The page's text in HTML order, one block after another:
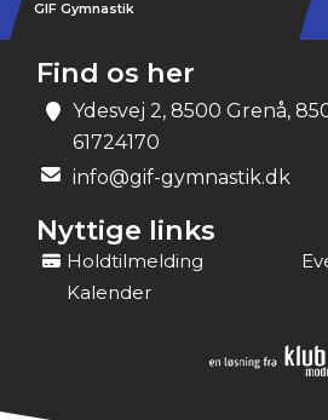
GIF Gymnastik
Find os her
Ydesvej 2, 8500 Grenå,
61724170
info@gif-gymnastik.dk
Nyttige links
Holdtilmelding
Kalender